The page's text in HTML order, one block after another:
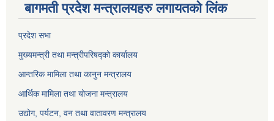
बागमती प्रदेश मन्त्रालयहरु लगायतको लिंक
प्रदेश सभा
मुख्यमन्त्री तथा मन्त्रीपरिषद्को कार्यालय
आन्तरिक मामिला तथा कानुन मन्त्रालय
आर्थिक मामिला तथा योजना मन्त्रालय
उद्योग, पर्यटन, वन तथा वातावरण मन्त्रालय